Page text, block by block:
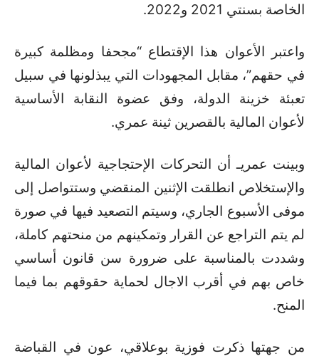
الخاصة بسنتي 2021 و2022.
واعتبر الأعوان هذا الإقتطاع “مجحفا ومظلمة كبيرة
في حقهم”، مقابل المجهودات التي يبذلونها في سبيل
تعبئة خزينة الدولة، وفق عضوة النقابة الأساسية
لأعوان المالية بالقصرين ثينة عمري.
وبينت عمريـ أن التحركات الإحتجاجية لأعوان المالية
والإستخلاص انطلقت الإثنين المنقضي وستتواصل إلى
موفى الأسبوع الجاري، وسيتم التصعيد فيها في صورة
لم يتم التراجع عن القرار وتمكينهم من منحتهم كاملة،
وشددت بالمناسبة على ضرورة سن قانون أساسي
خاص بهم في أقرب الاجال لحماية حقوقهم بما فيما
المنح.
من جهتها ذكرت فوزية بوعلاقي، عون في القباضة